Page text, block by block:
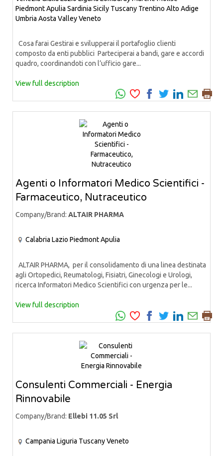
PiedmontApulia Sardinia Sicily Tuscany Trentino Alto Adige
Umbria Aosta ValleyVeneto
Cosa farai Gestirai e svilupperai il portafoglio clienti
composto da enti pubblici Parteciperai a bandi, gare e accordi
quadro, coordinandoti con l’ufficio gare...
View full description
Agenti o Informatori Medico Scientifici -
Farmaceutico, Nutraceutico
Company/Brand: ALTAIR PHARMA
Calabria Lazio PiedmontApulia
ALTAIR PHARMA, per il consolidamento di una linea destinata
agli Ortopedici, Reumatologi, Fisiatri, Ginecologi e Urologi,
ricerca Informatori Medico Scientifici con urgenza per le...
View full description
Consulenti Commerciali - Energia
Rinnovabile
Company/Brand: Ellebi 11.05 Srl
Campania Liguria TuscanyVeneto